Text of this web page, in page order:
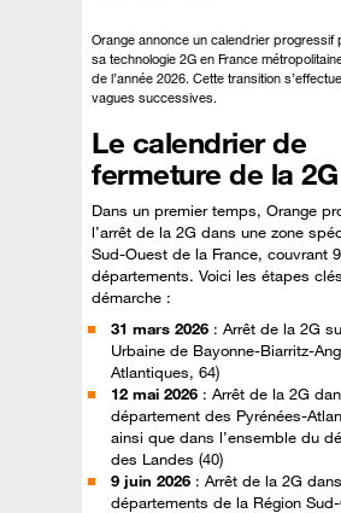
Orange annonce un calendrier progressif
sa technologie 2G en France
de l’année 2026. Cette transition
vagues successives.
Le calendrier de
fermeture de la 2G
Dans un premier temps, Orange
l’arrêt de la 2G dans une zone
Sud-Ouest de la France, couvrant 9
départements. Voici les étapes
démarche :
31 mars 2026 : Arrêt de la 2G
Urbaine de Bayonne-Biarritz-
Atlantiques, 64)
12 mai 2026 : Arrêt de la 2G
département des Pyrénées-
ainsi que dans l’ensemble du
des Landes (40)
9 juin 2026 : Arrêt de la 2G
départements de la Région